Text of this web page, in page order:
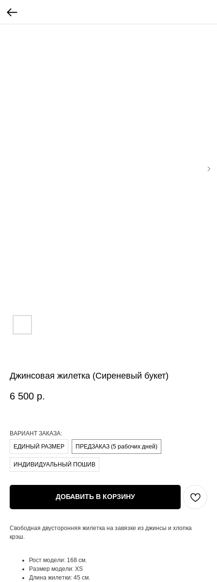
Джинсовая жилетка (Сиреневый букет)
6 500 р.
ВАРИАНТ ЗАКАЗА:
ЕДИНЫЙ РАЗМЕР
ПРЕДЗАКАЗ (5 рабочих дней)
ИНДИВИДУАЛЬНЫЙ ПОШИВ
ДОБАВИТЬ В КОРЗИНУ
Свободная двусторонняя жилетка на завязке из джинсы и хлопка
крэш.
Рост модели: 168 см.
Размер модели: XS
Длина жилетки: 45 см.